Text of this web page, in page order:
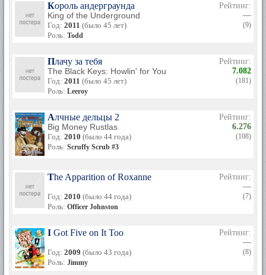
Король андерграунда
King of the Underground
Год: 2011 (было 45 лет)
Роль: Todd
Рейтинг:
—
(9)
Плачу за тебя
The Black Keys: Howlin' for You
Год: 2011 (было 45 лет)
Роль: Leeroy
Рейтинг:
7.082
(181)
Алчные дельцы 2
Big Money Rustlas
Год: 2010 (было 44 года)
Роль: Scruffy Scrub #3
Рейтинг:
6.276
(108)
The Apparition of Roxanne
Год: 2010 (было 44 года)
Роль: Officer Johnston
Рейтинг:
—
(7)
I Got Five on It Too
Год: 2009 (было 43 года)
Роль: Jimmy
Рейтинг:
—
(8)